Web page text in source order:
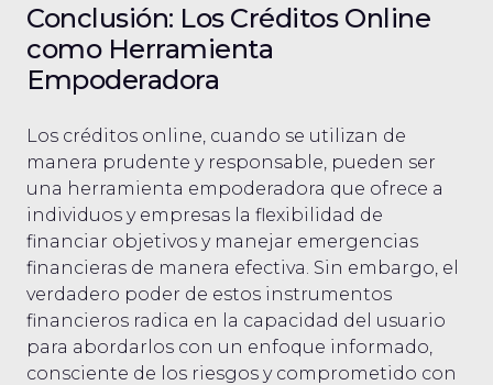
Conclusión: Los Créditos Online
como Herramienta
Empoderadora
Los créditos online, cuando se utilizan de
manera prudente y responsable, pueden ser
una herramienta empoderadora que ofrece a
individuos y empresas la flexibilidad de
financiar objetivos y manejar emergencias
financieras de manera efectiva. Sin embargo, el
verdadero poder de estos instrumentos
financieros radica en la capacidad del usuario
para abordarlos con un enfoque informado,
consciente de los riesgos y comprometido con